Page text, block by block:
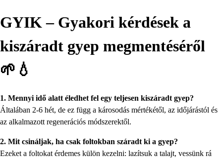
GYIK – Gyakori kérdések a
kiszáradt gyep megmentéséről
🌱💧
1. Mennyi idő alatt éledhet fel egy teljesen kiszáradt gyep?
Általában 2-6 hét, de ez függ a károsodás mértékétől, az időjárástól és
az alkalmazott regenerációs módszerektől.
2. Mit csináljak, ha csak foltokban száradt ki a gyep?
Ezeket a foltokat érdemes külön kezelni: lazítsuk a talajt, vessünk rá